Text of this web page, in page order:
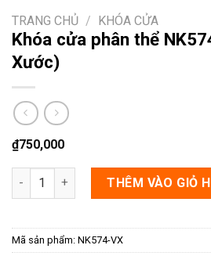
TRANG CHỦ / KHÓA CỬA
Khóa cửa phân thể
Xước)
₫750,000
Khóa cửa phân thể NK574-VX (Màu
THÊM VÀO GIỎ
Mã sản phẩm: NK574-VX